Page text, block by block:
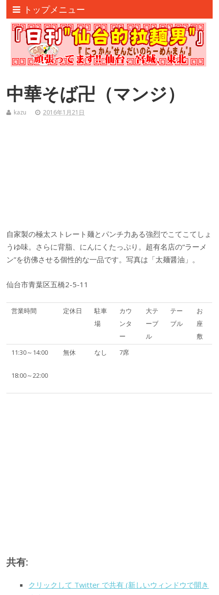
トップメニュー
中華そば卍（マンジ）
kazu 2016年1月21日
自家製の極太ストレート麺とパンチ力ある強烈でこてこてしょ
うゆ味。さらに背脂、にんにくたっぷり。超有名店の“ラーメ
ン”を彷佛させる個性的な一品です。写真は「太麺醤油」。
仙台市青葉区五橋2-5-11
営業時間 定休日
駐車
場
カウ
ンタ
ー
大テ
ーブ
ル
テー
ブル
お
座
敷
11:30～14:00
18:00～22:00
無休 なし 7席
共有:
クリックして Twitter で共有 (新しいウィンドウで開き